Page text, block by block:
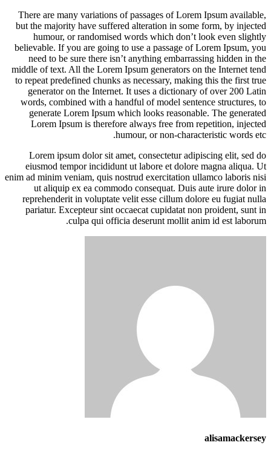
There are many variations of passages of Lorem Ipsum available,
but the majority have suffered alteration in some form, by injected
humour, or randomised words which don’t look even slightly
believable. If you are going to use a passage of Lorem Ipsum, you
need to be sure there isn’t anything embarrassing hidden in the
middle of text. All the Lorem Ipsum generators on the Internet tend
to repeat predefined chunks as necessary, making this the first true
generator on the Internet. It uses a dictionary of over 200 Latin
words, combined with a handful of model sentence structures, to
generate Lorem Ipsum which looks reasonable. The generated
Lorem Ipsum is therefore always free from repetition, injected
humour, or non-characteristic words etc.
Lorem ipsum dolor sit amet, consectetur adipiscing elit, sed do
eiusmod tempor incididunt ut labore et dolore magna aliqua. Ut
enim ad minim veniam, quis nostrud exercitation ullamco laboris nisi
ut aliquip ex ea commodo consequat. Duis aute irure dolor in
reprehenderit in voluptate velit esse cillum dolore eu fugiat nulla
pariatur. Excepteur sint occaecat cupidatat non proident, sunt in
culpa qui officia deserunt mollit anim id est laborum.
alisamackersey